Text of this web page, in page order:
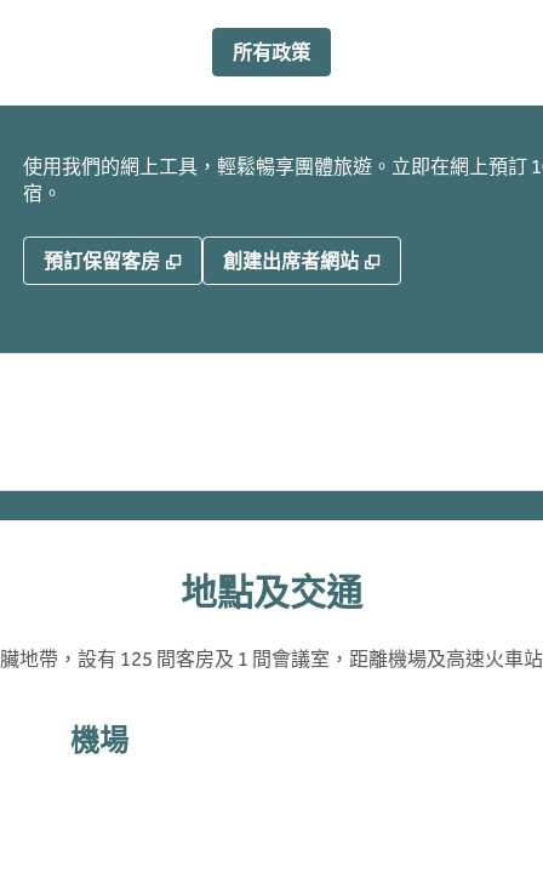
所有政策
使用我們的網上工具，輕鬆暢享團體旅遊。立即在網上預訂
宿。
預訂保留客房 , 打開新分頁
創建出席者網站 ,
地點及交通
地帶，設有 125 間客房及 1 間會議室，距離機場及高速火車站
機場